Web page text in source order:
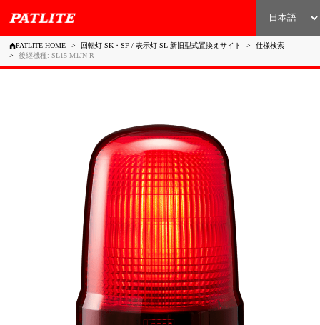
PATLITE HOME 回転灯 SK・SF / 表示灯 SL 新旧型式置換えサイト
仕様検索
後継機種: SL15-M1JN-R